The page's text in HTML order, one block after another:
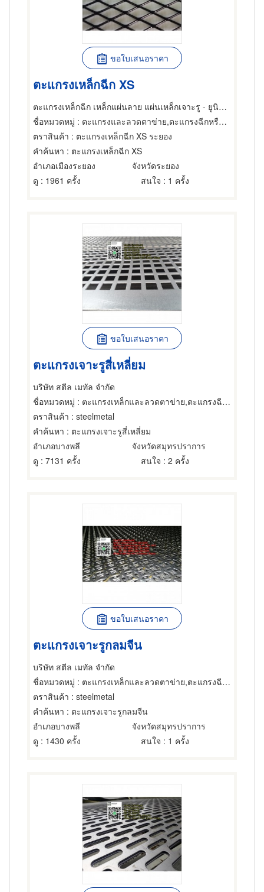
ขอใบเสนอราคา
ตะแกรงเหล็กฉีก XS
ตะแกรงเหล็กฉีก เหล็กแผ่นลาย แผ่นเหล็กเจาะรู - ยูนิกซ์ ซัพพลายเออร์ ระยอง
ชื่อหมวดหมู่ : ตะแกรงและลวดตาข่าย,ตะแกรงฉีกหรือตะแกรงยืด,ตะแกรงและอุปกรณ์สำหรับร่อน
ตราสินค้า : ตะแกรงเหล็กฉีก XS ระยอง
คำค้นหา : ตะแกรงเหล็กฉีก XS
อำเภอเมืองระยอง
จังหวัดระยอง
ดู : 1961 ครั้ง สนใจ : 1 ครั้ง
ขอใบเสนอราคา
ตะแกรงเจาะรูสี่เหลี่ยม
บริษัท สตีล เมทัล จำกัด
ชื่อหมวดหมู่ : ตะแกรงเหล็กและลวดตาข่าย,ตะแกรงฉีกหรือตะแกรงยืด,ตะแกรงและอุปกรณ์สำหรับร่อน
ตราสินค้า : steelmetal
คำค้นหา : ตะแกรงเจาะรูสี่เหลี่ยม
อำเภอบางพลี
จังหวัดสมุทรปราการ
ดู : 7131 ครั้ง สนใจ : 2 ครั้ง
ขอใบเสนอราคา
ตะแกรงเจาะรูกลมจีน
บริษัท สตีล เมทัล จำกัด
ชื่อหมวดหมู่ : ตะแกรงเหล็กและลวดตาข่าย,ตะแกรงฉีกหรือตะแกรงยืด,ตะแกรงและอุปกรณ์สำหรับร่อน
ตราสินค้า : steelmetal
คำค้นหา : ตะแกรงเจาะรูกลมจีน
อำเภอบางพลี
จังหวัดสมุทรปราการ
ดู : 1430 ครั้ง สนใจ : 1 ครั้ง